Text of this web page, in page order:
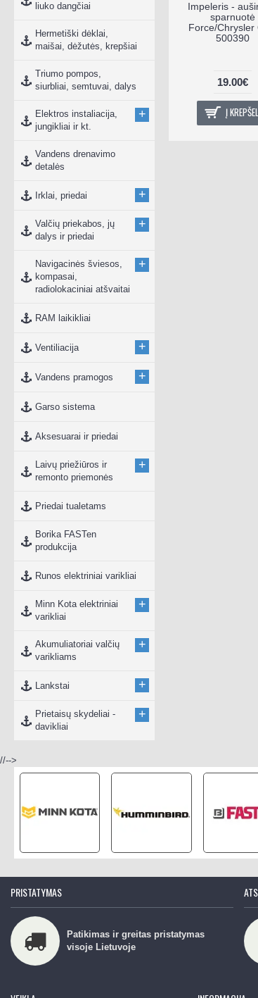
liuko dangčiai
Hermetiški dėklai,
maišai, dėžutės, krepšiai
Triumo pompos,
siurbliai, semtuvai, dalys
Elektros instaliacija,
jungikliai ir kt.
+
Vandens drenavimo
detalės
Irklai, priedai +
Valčių priekabos, jų
dalys ir priedai
+
Navigacinės šviesos,
kompasai,
radiolokaciniai atšvaitai
+
RAM laikikliai
Ventiliacija +
Vandens pramogos +
Garso sistema
Aksesuarai ir priedai
Laivų priežiūros ir
remonto priemonės
+
Priedai tualetams
Borika FASTen
produkcija
Runos elektriniai varikliai
Minn Kota elektriniai
varikliai
+
Akumuliatoriai valčių
varikliams
+
Lankstai +
Prietaisų skydeliai -
davikliai
+
Impeleris -
sparnuotė
Force/Chrysler
500390
19.00€
Į
//-->
PRISTATYMAS
Patikimas ir greitas pristatymas
visoje Lietuvoje